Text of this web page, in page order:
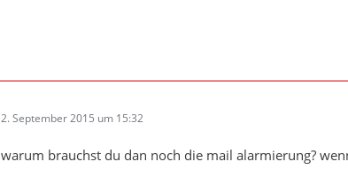
2. September 2015 um 15:32
warum brauchst du dan noch die mail alarmierung?